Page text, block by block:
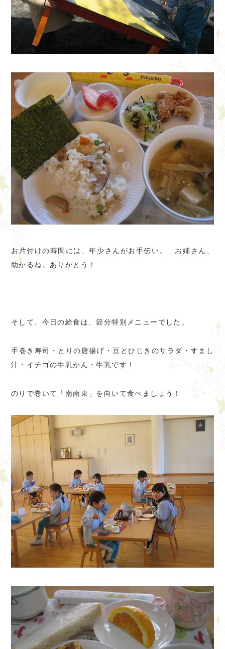
お片付けの時間には、年少さんがお手伝い。 お姉さん、
助かるね。ありがとう！
そして、今日の給食は、節分特別メニューでした。
手巻き寿司・とりの唐揚げ・豆とひじきのサラダ・すまし
汁・イチゴの牛乳かん・牛乳です！
のりで巻いて「南南東」を向いて食べましょう！